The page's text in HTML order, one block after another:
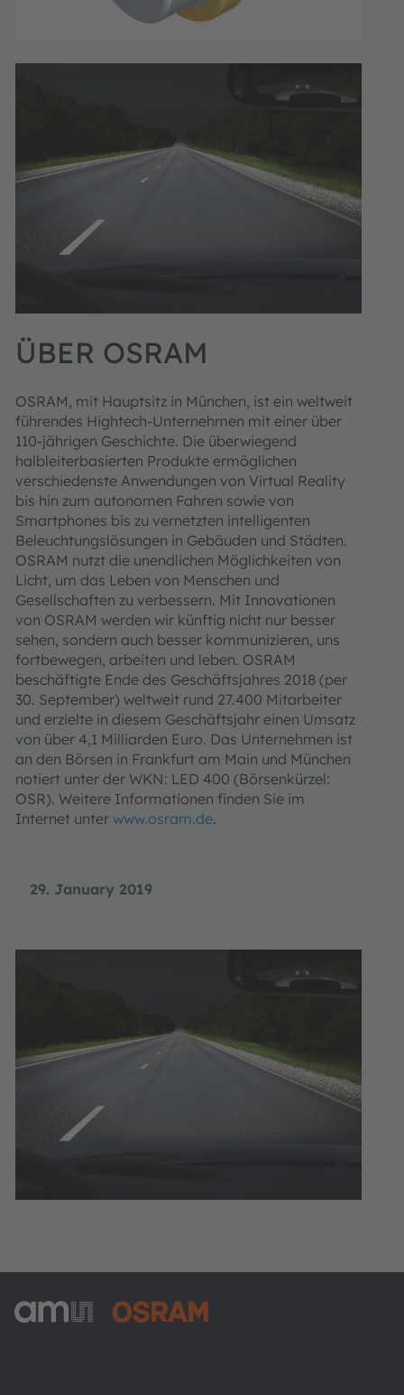
29. January 2019
ÜBER OSRAM
OSRAM, mit Hauptsitz in München, ist ein weltweit
führendes Hightech-Unternehmen mit einer über
110-jährigen Geschichte. Die überwiegend
halbleiterbasierten Produkte ermöglichen
verschiedenste Anwendungen von Virtual Reality
bis hin zum autonomen Fahren sowie von
Smartphones bis zu vernetzten intelligenten
Beleuchtungslösungen in Gebäuden und Städten.
OSRAM nutzt die unendlichen Möglichkeiten von
Licht, um das Leben von Menschen und
Gesellschaften zu verbessern. Mit Innovationen
von OSRAM werden wir künftig nicht nur besser
sehen, sondern auch besser kommunizieren, uns
fortbewegen, arbeiten und leben. OSRAM
beschäftigte Ende des Geschäftsjahres 2018 (per
30. September) weltweit rund 27.400 Mitarbeiter
und erzielte in diesem Geschäftsjahr einen Umsatz
von über 4,1 Milliarden Euro. Das Unternehmen ist
an den Börsen in Frankfurt am Main und München
notiert unter der WKN: LED 400 (Börsenkürzel:
OSR). Weitere Informationen finden Sie im
Internet unter www.osram.de.